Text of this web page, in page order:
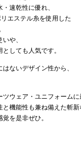
速乾性に優れ、
エステル糸を使用した
や、
しても人気です。
ないデザイン性から、
ウェア・ユニフォーム
機能性も兼ね備えた斬
を是非ぜひ。